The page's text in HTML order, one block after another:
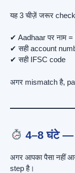
यह 3 चीज़ें जरूर
✔ Aadhaar पर नाम
✔ सही account
✔ सही IFSC code
अगर mismatch है,
4–8 घंटे —
अगर आपका पैसा नहीं
step है।